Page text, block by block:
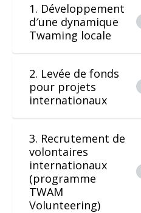
1. Développement
d′une dynamique
Twaming locale
2. Levée de fonds
pour projets
internationaux
3. Recrutement de
volontaires
internationaux
(programme
TWAM
Volunteering)